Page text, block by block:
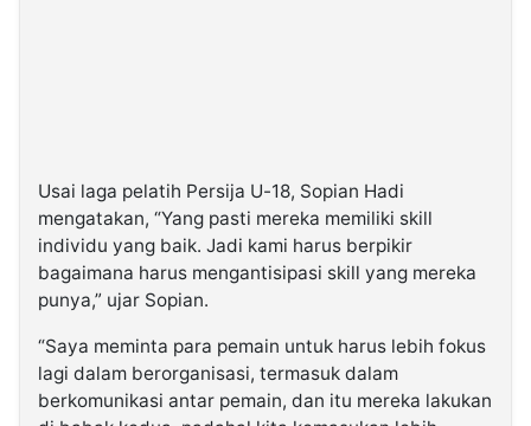
Usai laga pelatih Persija U-18, Sopian Hadi
mengatakan, “Yang pasti mereka memiliki skill
individu yang baik. Jadi kami harus berpikir
bagaimana harus mengantisipasi skill yang mereka
punya,” ujar Sopian.
“Saya meminta para pemain untuk harus lebih fokus
lagi dalam berorganisasi, termasuk dalam
berkomunikasi antar pemain, dan itu mereka lakukan